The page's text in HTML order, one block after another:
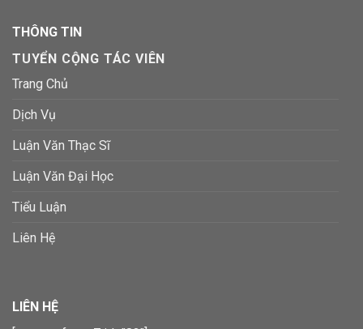
THÔNG TIN
TUYỂN CỘNG TÁC VIÊN
Trang Chủ
Dịch Vụ
Luận Văn Thạc Sĩ
Luận Văn Đại Học
Tiểu Luận
Liên Hệ
LIÊN HỆ